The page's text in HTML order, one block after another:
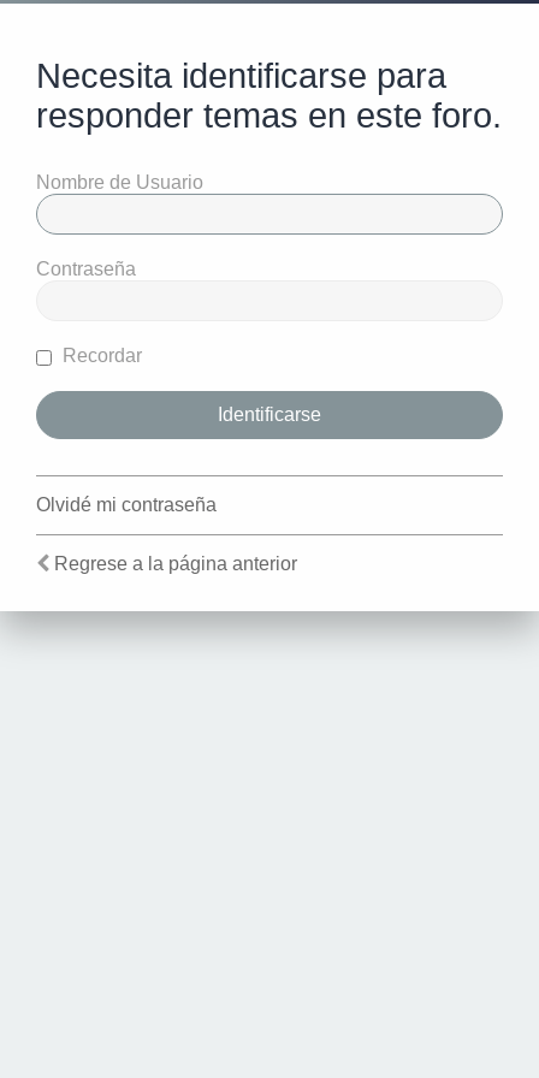
Necesita identificarse para
responder temas en este foro.
Nombre de Usuario
Contraseña
Recordar
Olvidé mi contraseña
Regrese a la página anterior